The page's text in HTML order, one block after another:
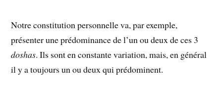
Notre constitution personnelle va, par exemple,
présenter une prédominance de l’un ou deux de ces 3
doshas. Ils sont en constante variation, mais, en général
il y a toujours un ou deux qui prédominent.